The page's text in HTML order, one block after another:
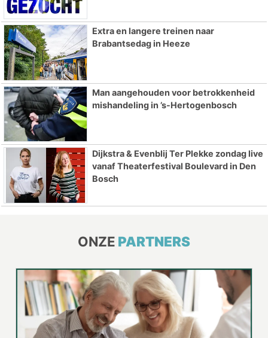
Extra en langere treinen naar
Brabantsedag in Heeze
Man aangehouden voor betrokkenheid
mishandeling in ’s-Hertogenbosch
Dijkstra & Evenblij Ter Plekke zondag live
vanaf Theaterfestival Boulevard in Den
Bosch
ONZE PARTNERS